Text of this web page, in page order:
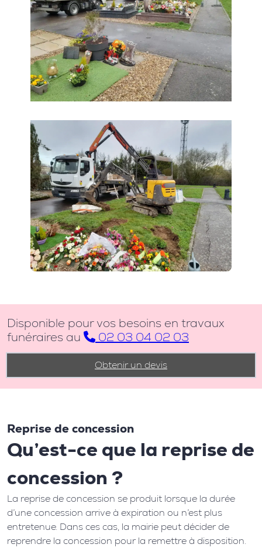
Disponible pour vos besoins en travaux
funéraires au
02 03 04 02 03
Obtenir un devis
Reprise de concession
Qu’est-ce que la reprise de
concession ?
La reprise de concession se produit lorsque la durée
d’une concession arrive à expiration ou n’est plus
entretenue. Dans ces cas, la mairie peut décider de
reprendre la concession pour la remettre à disposition.